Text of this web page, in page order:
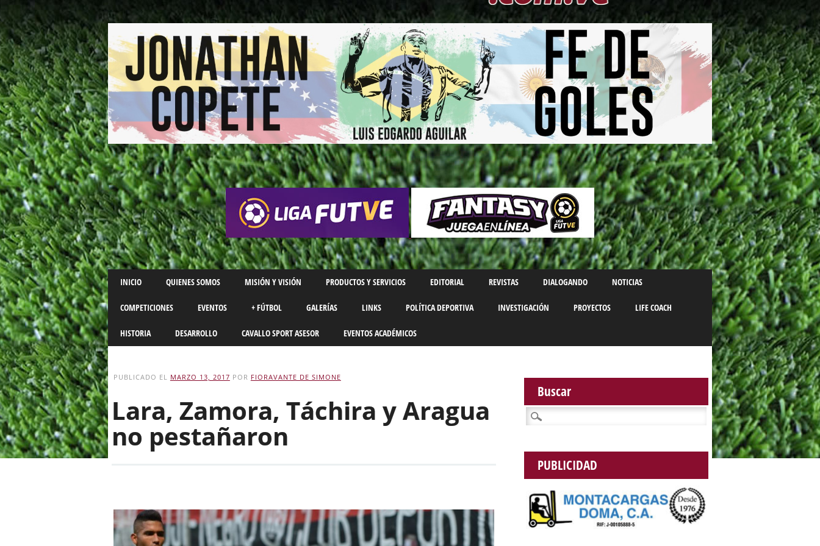
Main menu
Skip
to
content
INICIO QUIENES SOMOS MISIÓN Y VISIÓN PRODUCTOS Y SERVICIOS EDITORIAL REVISTAS DIALOGANDO NOTICIAS
COMPETICIONES EVENTOS + FÚTBOL GALERÍAS LINKS POLÍTICA DEPORTIVA INVESTIGACIÓN PROYECTOS LIFE COACH
HISTORIA DESARROLLO CAVALLO SPORT ASESOR EVENTOS ACADÉMICOS
PUBLICADO EL MARZO 13, 2017 POR FIORAVANTE DE SIMONE
Lara, Zamora, Táchira y Aragua
no pestañaron
Buscar
Buscar:
PUBLICIDAD